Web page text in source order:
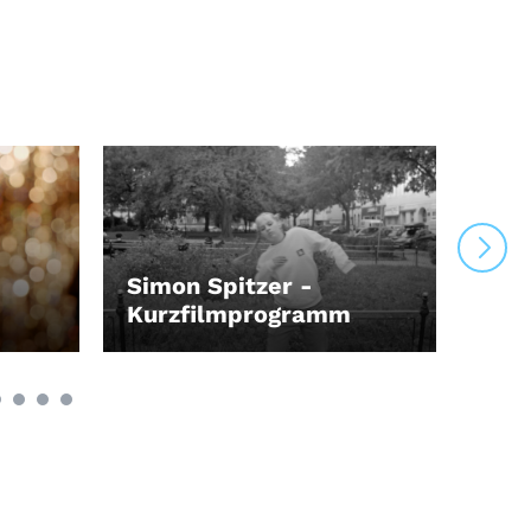
Simon Spitzer -
Kurzfilmprogramm
LEIHEN